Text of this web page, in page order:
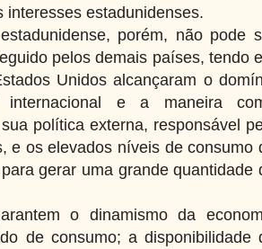
interesses estadunidenses.
porém, não pode
pelos demais países, tendo
Unidos alcançaram o
e a maneira
política externa, responsável
e os elevados níveis de consumo
gerar uma grande quantidade
o dinamismo da
de consumo; a disponibilidade